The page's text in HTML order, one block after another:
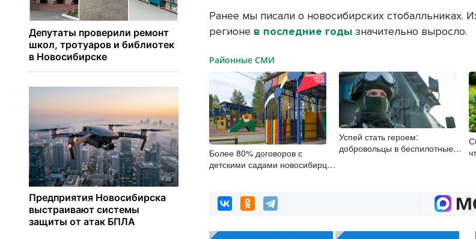
Ранее мы писали о новосибирских стобалльниках.
регионе в последние годы значительно выросло.
Районные СМИ
Более 80% договоров с
детскими садами новосибирцы
Успей стать героем:
добровольцы в беспилотные